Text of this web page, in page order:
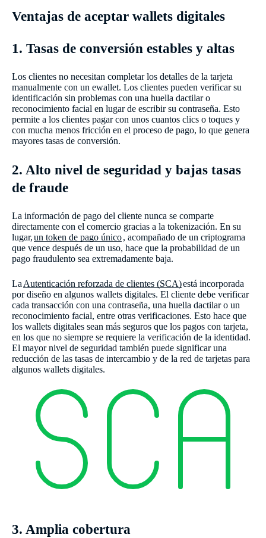
Ventajas de aceptar wallets digitales
1. Tasas de conversión estables y altas
Los clientes no necesitan completar los detalles de la tarjeta
manualmente con un ewallet. Los clientes pueden verificar su
identificación sin problemas con una huella dactilar o
reconocimiento facial en lugar de escribir su contraseña. Esto
permite a los clientes pagar con unos cuantos clics o toques y
con mucha menos fricción en el proceso de pago, lo que genera
mayores tasas de conversión.
2. Alto nivel de seguridad y bajas tasas
de fraude
La información de pago del cliente nunca se comparte
directamente con el comercio gracias a la tokenización. En su
lugar,un token de pago único, acompañado de un criptograma
que vence después de un uso, hace que la probabilidad de un
pago fraudulento sea extremadamente baja.
La Autenticación reforzada de clientes (SCA)está incorporada
por diseño en algunos wallets digitales. El cliente debe verificar
cada transacción con una contraseña, una huella dactilar o un
reconocimiento facial, entre otras verificaciones. Esto hace que
los wallets digitales sean más seguros que los pagos con tarjeta,
en los que no siempre se requiere la verificación de la identidad.
El mayor nivel de seguridad también puede significar una
reducción de las tasas de intercambio y de la red de tarjetas para
algunos wallets digitales.
3. Amplia cobertura